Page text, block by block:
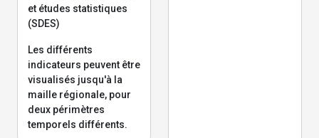
et études statistiques
(SDES)
Les différents
indicateurs peuvent être
visualisés jusqu'à la
maille régionale, pour
deux périmètres
temporels différents.